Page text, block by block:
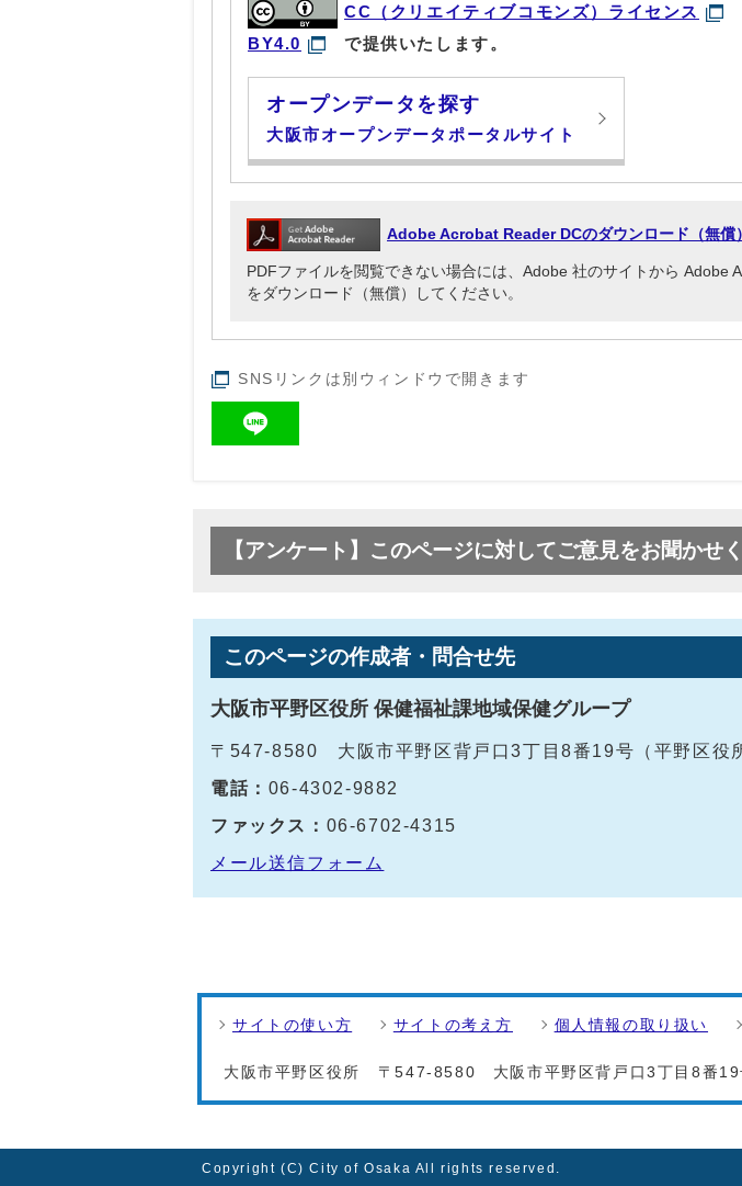
CC（クリエイティブコモンズ）ライセンス
BY4.0
で提供いたします。
オープンデータを探す
大阪市オープンデータポータルサイト
Adobe Acrobat Reader DCのダウンロード（無償）
PDFファイルを閲覧できない場合には、Adobe 社のサイトから Adobe
をダウンロード（無償）してください。
SNSリンクは別ウィンドウで開きます
【アンケート】このページに対してご意見をお聞かせ
このページの作成者・問合せ先
大阪市平野区役所 保健福祉課地域保健グループ
〒547-8580 大阪市平野区背戸口3丁目8番19号（平野区役
電話： 06-4302-9882
ファックス： 06-6702-4315
メール送信フォーム
サイトの使い方 サイトの考え方 個人情報の取り扱い
大阪市平野区役所 〒547-8580 大阪市平野区背戸口3丁目8番19
Copyright (C) City of Osaka All rights reserved.